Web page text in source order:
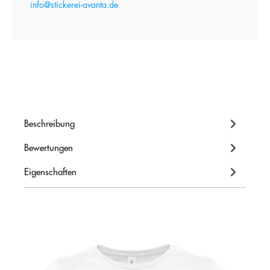
info@stickerei-avanta.de
Beschreibung
Bewertungen
Eigenschaften